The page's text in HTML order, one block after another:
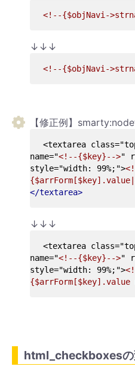
<!--{$objNavi-
↓↓↓
<!--{$objNavi-
【修正例】
<textarea
name="<!--{$key}-->"
style="width: 99%;">
</textarea>
↓↓↓
<textarea
name="<!--{$key}-->"
style="width: 99%;">
html_checkboxesの